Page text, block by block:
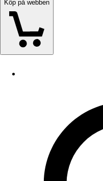
Köp på webben